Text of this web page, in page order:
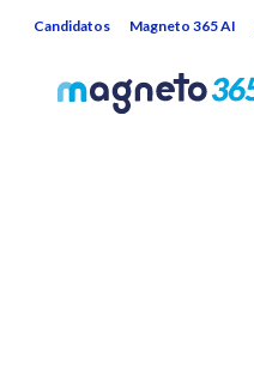
Candidatos Magneto 365 AI